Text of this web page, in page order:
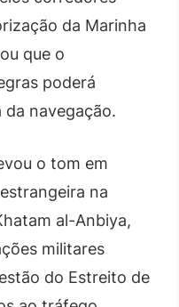
da Marinha
que o
poderá
navegação.
o tom em
na
al-Anbiya,
militares
do Estreito de